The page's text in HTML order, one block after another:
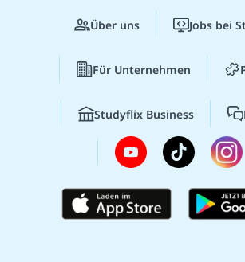
Über uns Jobs bei
Für Unternehmen
Studyflix Business